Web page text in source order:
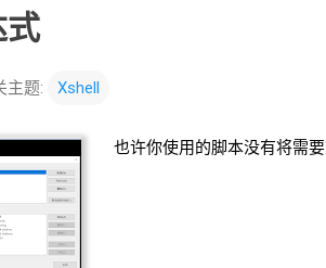
式
主题: Xshell
也许你使用的脚本没有将需